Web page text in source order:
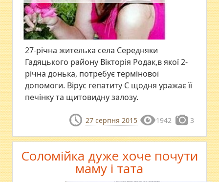
27-річна жителька села Середняки
Гадяцького району Вікторія Родак,в якої 2-
річна донька, потребує термінової
допомоги. Вірус гепатиту С щодня уражає її
печінку та щитовидну залозу.
27 серпня 2015 1942 3
Соломійка дуже хоче почути
маму і тата